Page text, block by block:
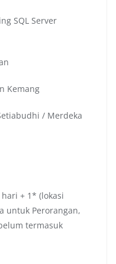
SQL Server
Kemang
/ Merdeka
+ 1* (lokasi
untuk Perorangan,
termasuk